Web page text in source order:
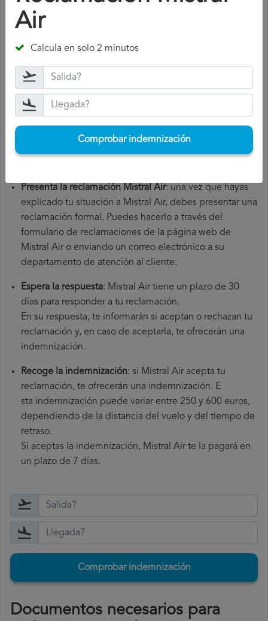
Para presentar una reclamación Mistral Air, debes seguir
una reclamación Mistral Air, necesitarás el número de tu
vuelo, la fecha de salida, el aeropuerto de origen y el
aeropuerto de destino. También es recomendable que
guardes todos los documentos relacionados con el
vuelo, como la tarjeta de embarque, el billete y los
recibos de gastos adicionales que hayas tenido que
Presenta la reclamación Mistral Air: una vez que hayas
explicado tu situación a Mistral Air, debes presentar una
reclamación formal. Puedes hacerlo a través del
formulario de reclamaciones de la página web de
Mistral Air o enviando un correo electrónico a su
departamento de atención al cliente.
Espera la respuesta: Mistral Air tiene un plazo de 30
días para responder a tu reclamación.
En su respuesta, te informarán si aceptan o rechazan tu
reclamación y, en caso de aceptarla, te ofrecerán una
indemnización.
Recoge la indemnización: si Mistral Air acepta tu
reclamación, te ofrecerán una indemnización. E
sta indemnización puede variar entre 250 y 600 euros,
dependiendo de la distancia del vuelo y del tiempo de
retraso.
Si aceptas la indemnización, Mistral Air te la pagará en
un plazo de 7 días.
Comprobar indemnización
Documentos necesarios para
Air
Calcula en solo 2 minutos
Comprobar indemnización